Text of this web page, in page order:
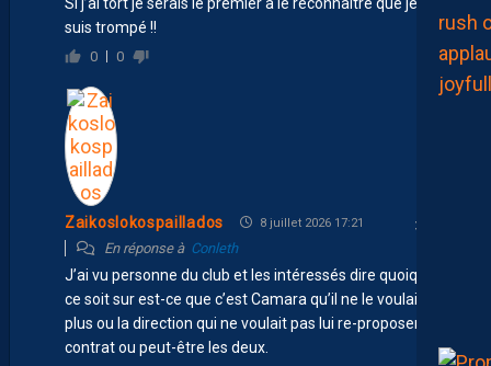
suis trompé !!
0 0
Zaikoslokospaillados 8 juillet 2026 17:21
En réponse à Conleth
J’ai vu personne du club et les intéressés dire quoique
ce soit sur est-ce que c’est Camara qu’il ne le voulait
plus ou la direction qui ne voulait pas lui re-proposer un
contrat ou peut-être les deux.